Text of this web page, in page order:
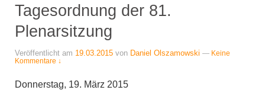
Tagesordnung der 81.
Plenarsitzung
Veröffentlicht am 19.03.2015 von Daniel Olszamowski — Keine
Kommentare ↓
Donnerstag, 19. März 2015